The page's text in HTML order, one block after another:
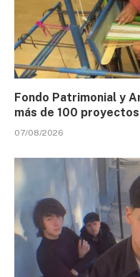
Fondo Patrimonial y
más de 100
07/08/2026